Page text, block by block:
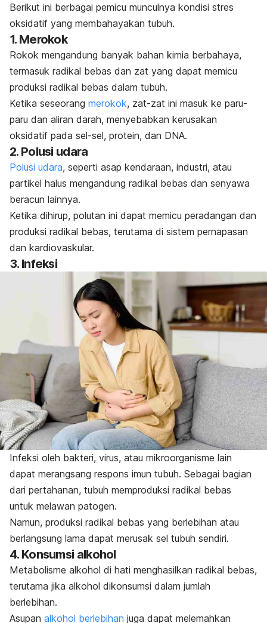
Berikut ini berbagai pemicu munculnya kondisi stres
oksidatif yang membahayakan tubuh.
1. Merokok
Rokok mengandung banyak bahan kimia berbahaya,
termasuk radikal bebas dan zat yang dapat memicu
produksi radikal bebas dalam tubuh.
Ketika seseorang merokok, zat-zat ini masuk ke paru-
paru dan aliran darah, menyebabkan kerusakan
oksidatif pada sel-sel, protein, dan DNA.
2. Polusi udara
Polusi udara, seperti asap kendaraan, industri, atau
partikel halus mengandung radikal bebas dan senyawa
beracun lainnya.
Ketika dihirup, polutan ini dapat memicu peradangan dan
produksi radikal bebas, terutama di sistem pernapasan
dan kardiovaskular.
3. Infeksi
Infeksi oleh bakteri, virus, atau mikroorganisme lain
dapat merangsang respons imun tubuh. Sebagai bagian
dari pertahanan, tubuh memproduksi radikal bebas
untuk melawan patogen.
Namun, produksi radikal bebas yang berlebihan atau
berlangsung lama dapat merusak sel tubuh sendiri.
4. Konsumsi alkohol
Metabolisme alkohol di hati menghasilkan radikal bebas,
terutama jika alkohol dikonsumsi dalam jumlah
berlebihan.
Asupan alkohol berlebihan juga dapat melemahkan